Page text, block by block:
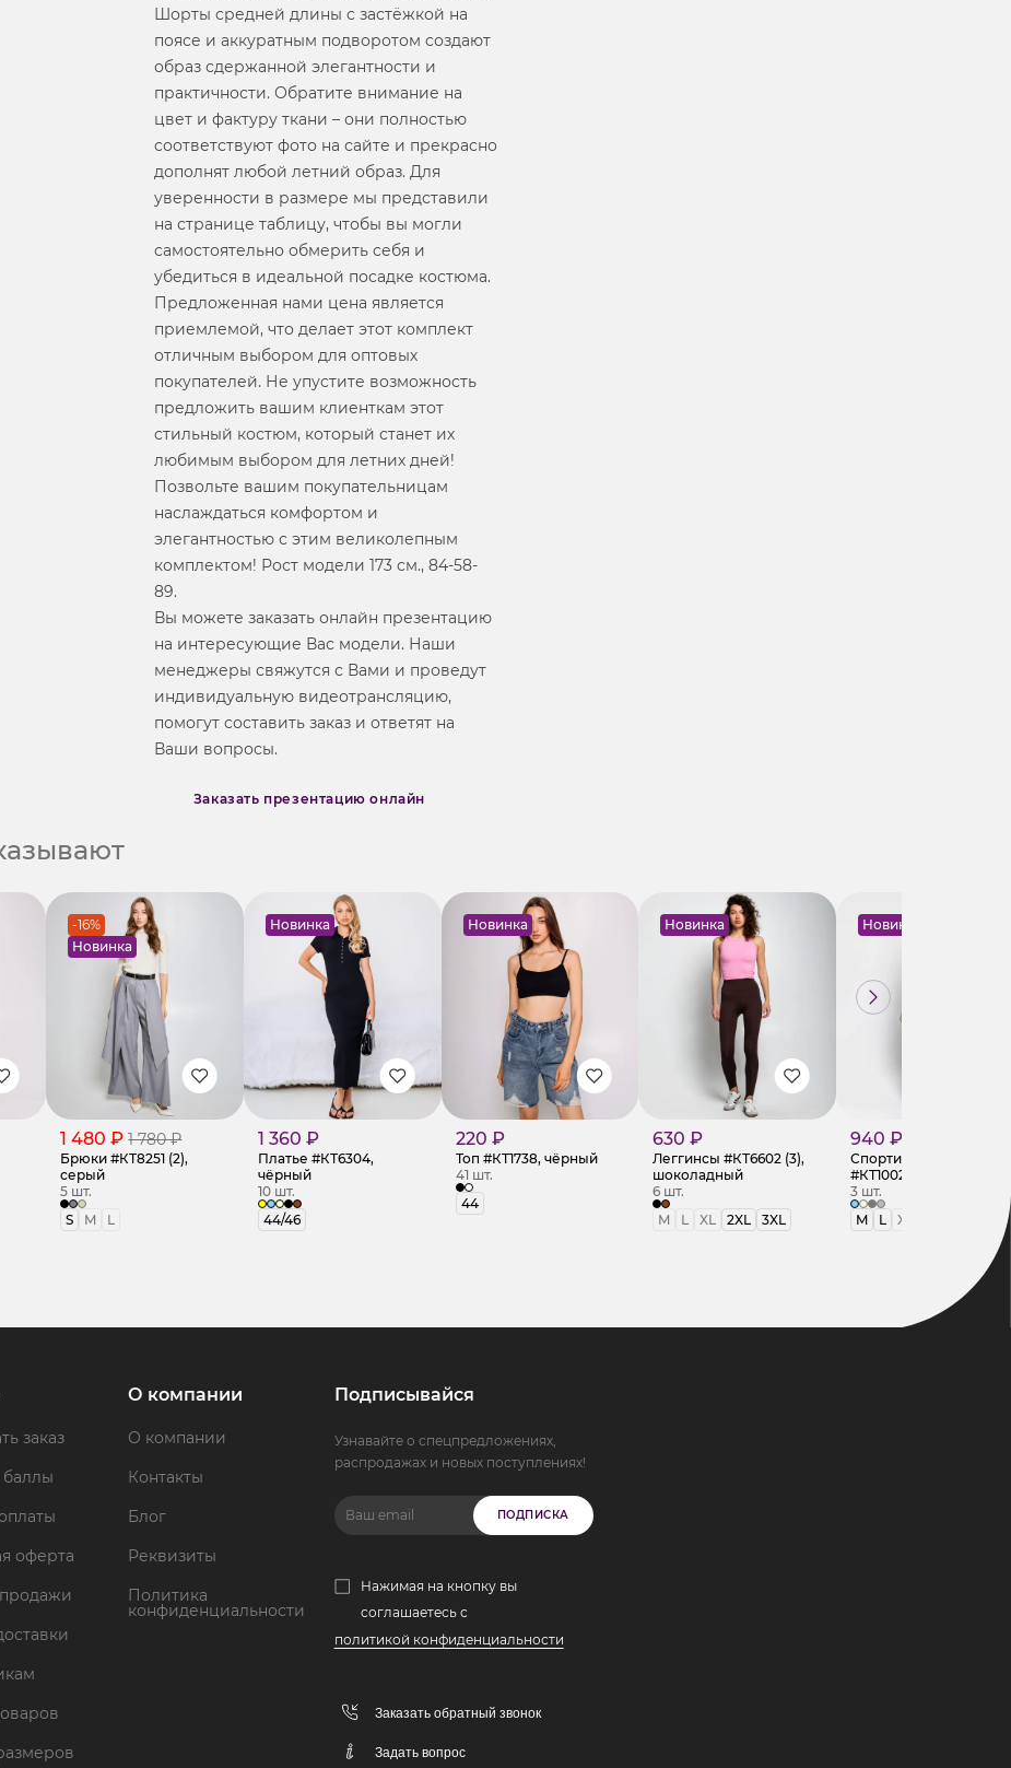
Шорты средней длины с застёжкой на
поясе и аккуратным подворотом создают
образ сдержанной элегантности и
практичности. Обратите внимание на
цвет и фактуру ткани – они полностью
соответствуют фото на сайте и прекрасно
дополнят любой летний образ. Для
уверенности в размере мы представили
на странице таблицу, чтобы вы могли
самостоятельно обмерить себя и
убедиться в идеальной посадке костюма.
Предложенная нами цена является
приемлемой, что делает этот комплект
отличным выбором для оптовых
покупателей. Не упустите возможность
предложить вашим клиенткам этот
стильный костюм, который станет их
любимым выбором для летних дней!
Позвольте вашим покупательницам
наслаждаться комфортом и
элегантностью с этим великолепным
комплектом! Рост модели 173 см., 84-58-
89.
Вы можете заказать онлайн презентацию
на интересующие Вас модели. Наши
менеджеры свяжутся с Вами и проведут
индивидуальную видеотрансляцию,
помогут составить заказ и ответят на
Ваши вопросы.
Заказать презентацию онлайн
-16%
Новинка
1 480 ₽ 1 780 ₽
Брюки #КТ8251 (2),
серый
5 шт.
S
M L
Новинка
1 360 ₽
Платье #КТ6304,
чёрный
10 шт.
44/46
Новинка
220 ₽
Топ #КТ1738, чёрный
41 шт.
44
Новинка
630 ₽
Леггинсы #КТ6602 (3),
шоколадный
6 шт.
M
L XL 2XL 3XL
Новинка
940 ₽
Спортивные брюки
#КТ1002 (2), голубой
3 шт.
M
L XL
заказ
оферта
О компании
О компании
Контакты
Блог
Реквизиты
Политика
конфиденциальности
Подписывайся
Узнавайте о спецпредложениях,
распродажах и новых поступлениях!
ПОДПИСКА
Нажимая на кнопку вы
соглашаетесь с
политикой конфиденциальности
Заказать обратный звонок
Задать вопрос